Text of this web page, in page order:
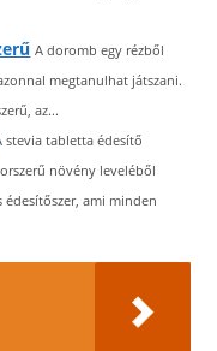
A doromb egy rézből
megtanulhat játszani.
az...
stevia tabletta édesítő
növény leveléből
édesítőszer, ami minden